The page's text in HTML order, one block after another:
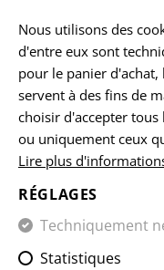
ACCUEIL VÊTEMENTS
BOONIE
Nous utilisons des
d'entre eux sont
pour le panier d'achat,
servent à des fins de
choisir d'accepter
ou uniquement ceux
Lire plus
RÉGLAGES
Techniquement
Statistiques